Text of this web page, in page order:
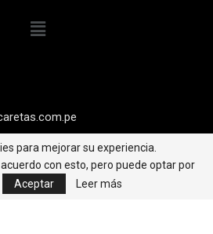
para mejorar su experiencia.
con esto, pero puede optar por
Aceptar Leer más